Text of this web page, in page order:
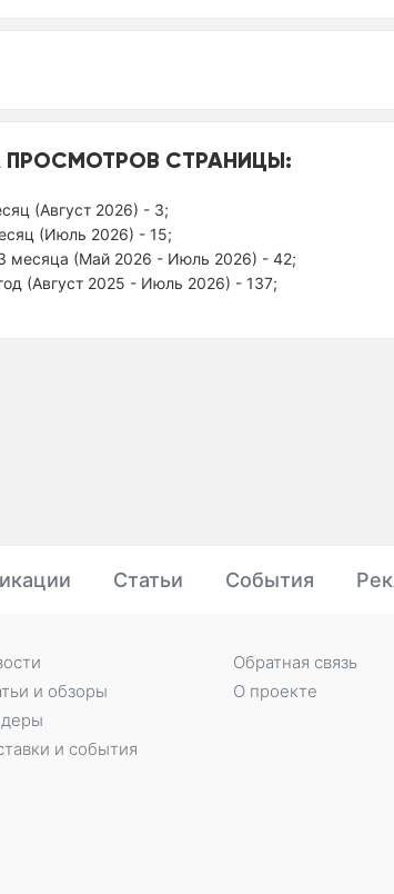
ПРОСМОТРОВ СТРАНИЦЫ:
(Август 2026) - 3;
(Июль 2026) - 15;
месяца (Май 2026 - Июль 2026) - 42;
(Август 2025 - Июль 2026) - 137;
Статьи События
и обзоры
и события
Обратная связь
О проекте